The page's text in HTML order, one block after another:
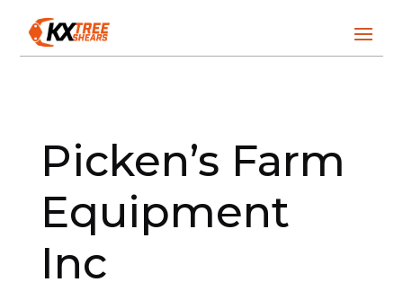
Picken’s Farm
Equipment
Inc